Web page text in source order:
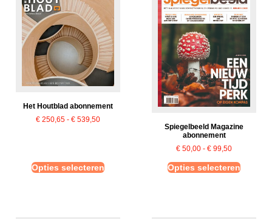
Het Houtblad abonnement
€ 250,65 - € 539,50
Opties selecteren
Spiegelbeeld Magazine
abonnement
€ 50,00 - € 99,50
Opties selecteren